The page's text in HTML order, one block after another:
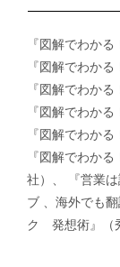
『図解でわか
『図解でわか
『図解でわか
『図解でわか
『図解でわか
『図解でわか
社）、 『営業
ブ 、海外でも
ク 発想術』（